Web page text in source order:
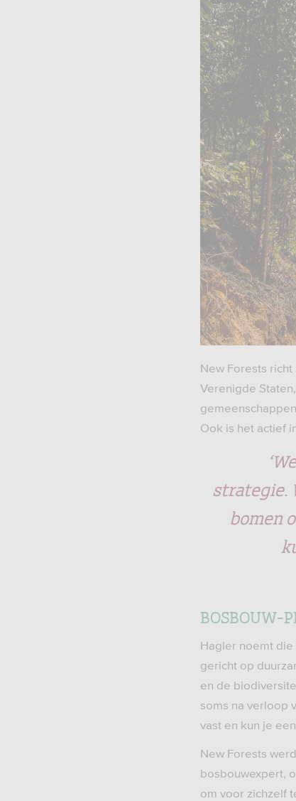
New Forests
Verenigde
Ook is het actief
strategie.
bomen
BOSBOUW-
Hagler noemt die
gericht op
en de
soms na verloop
vast en kun je
New Forests
bosbouwexpert,
om voor zichzelf